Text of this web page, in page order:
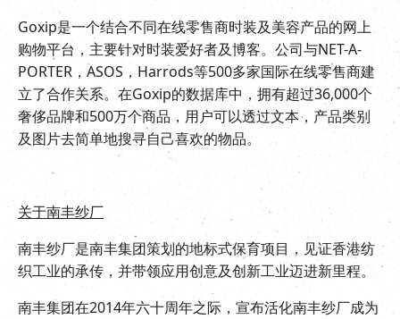
Goxip是一个结合不同在线零售商时装及美容产品的网上
购物平台，主要针对时装爱好者及博客。公司与NET-A-
PORTER，ASOS，Harrods等500多家国际在线零售商建
立了合作关系。在Goxip的数据库中，拥有超过36,000个
奢侈品牌和500万个商品，用户可以透过文本，产品类别
及图片去简单地搜寻自己喜欢的物品。
关于南丰纱厂
南丰纱厂是南丰集团策划的地标式保育项目，见证香港纺
织工业的承传，并带领应用创意及创新工业迈进新里程。
南丰集团在2014年六十周年之际，宣布活化南丰纱厂成为